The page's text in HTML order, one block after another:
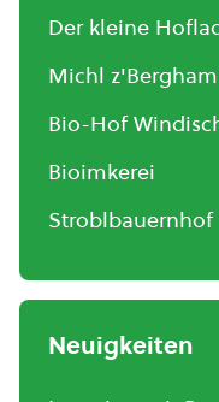
Der kleine
Michl z'Bergham
Bio-Hof
Bioimkerei
Stroblbauernhof
Neuigkeiten